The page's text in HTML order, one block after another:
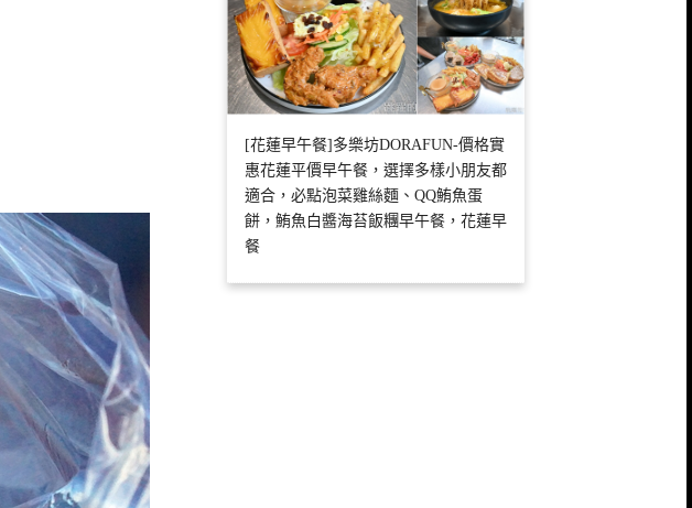
[花蓮早午餐]多樂坊DORAFUN-價格實
惠花蓮平價早午餐，選擇多樣小朋友都
適合，必點泡菜雞絲麵、QQ鮪魚蛋
餅，鮪魚白醬海苔飯糰早午餐，花蓮早
餐